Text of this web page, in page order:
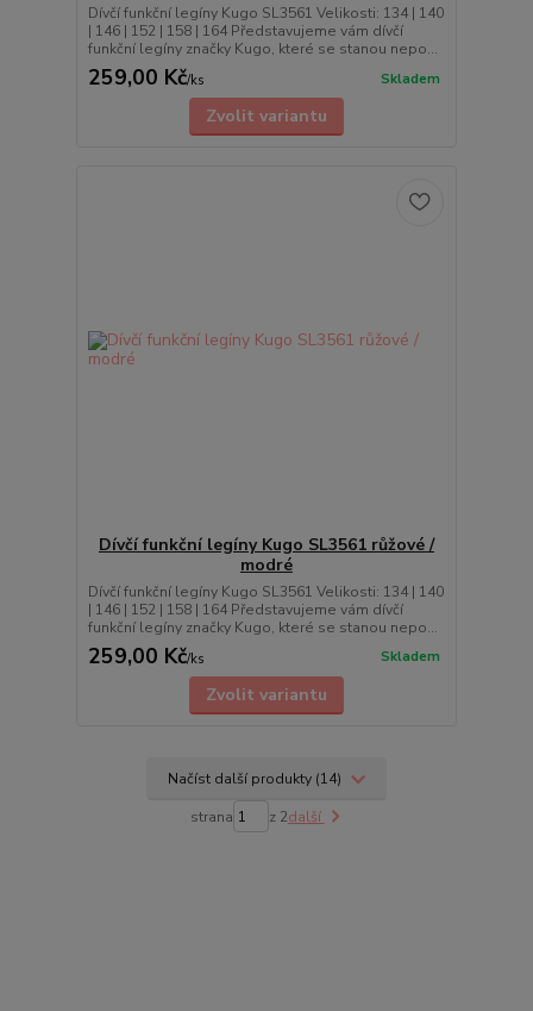
Dívčí funkční legíny Kugo SL3561 Velikosti: 134 | 140
| 146 | 152 | 158 | 164 Představujeme vám dívčí
funkční legíny značky Kugo, které se stanou nepo...
259,00 Kč/ks Skladem
Zvolit variantu
Dívčí funkční legíny Kugo SL3561 růžové /
modré
Dívčí funkční legíny Kugo SL3561 Velikosti: 134 | 140
| 146 | 152 | 158 | 164 Představujeme vám dívčí
funkční legíny značky Kugo, které se stanou nepo...
259,00 Kč/ks Skladem
Zvolit variantu
Načíst další produkty (14)
strana z 2další